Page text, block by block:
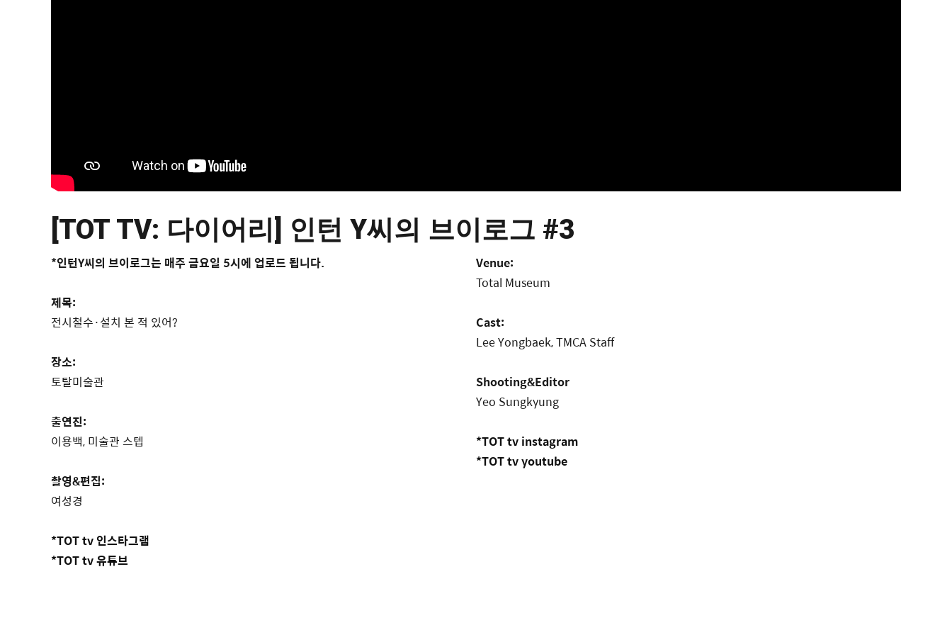
[TOT TV: 다이어리] 인턴 Y씨의 브이로그 #3
*인턴Y씨의 브이로그는 매주 금요일 5시에 업로드 됩니다.
제목:
전시철수·설치 본 적 있어?
장소:
토탈미술관
출연진:
이용백, 미술관 스텝
촬영&편집:
여성경
*TOT tv 인스타그램
*TOT tv 유튜브
Venue:
Total Museum
Cast:
Lee Yongbaek, TMCA Staff
Shooting&Editor
Yeo Sungkyung
*TOT tv instagram
*TOT tv youtube